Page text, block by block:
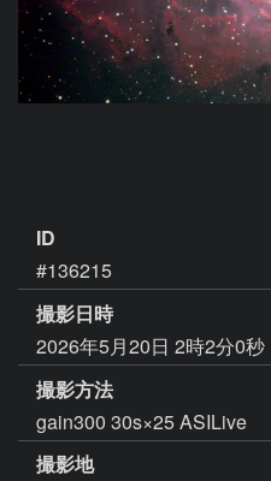
ID
#136215
撮影日時
2026年5月20日 2時2分0秒
撮影方法
gain300 30s×25 ASILive
撮影地